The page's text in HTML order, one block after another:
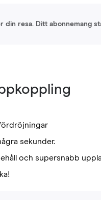
din resa. Ditt abonnemang
sekunder.
och supersnabb